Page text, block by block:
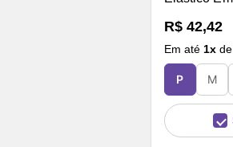
R$ 42,42
Em até 1x de
P M